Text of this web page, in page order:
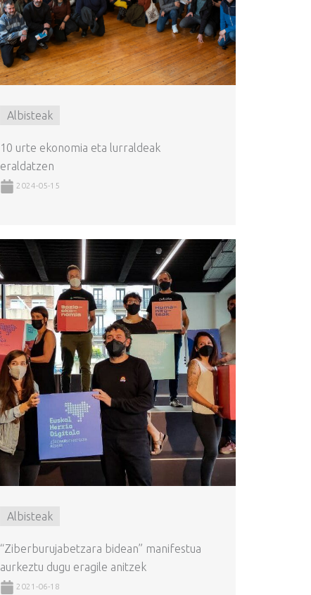
Albisteak
10 urte ekonomia eta lurraldeak
eraldatzen
2024-05-15
Albisteak
“Ziberburujabetzara bidean” manifestua
aurkeztu dugu eragile anitzek
2021-06-18